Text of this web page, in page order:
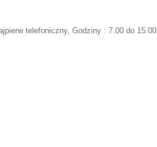
telefoniczny, Godziny : 7.00 do 15.00